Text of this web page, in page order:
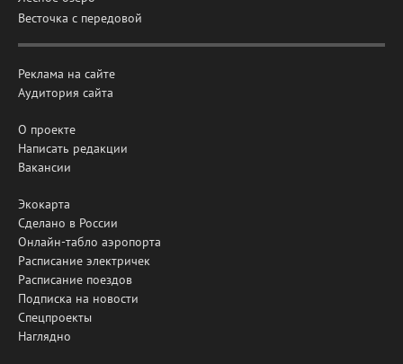
Весточка с передовой
Реклама на сайте
Аудитория сайта
О проекте
Написать редакции
Вакансии
Экокарта
Сделано в России
Онлайн-табло аэропорта
Расписание электричек
Расписание поездов
Подписка на новости
Спецпроекты
Наглядно